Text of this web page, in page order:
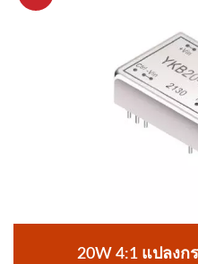
20W 4:1 แปลงก